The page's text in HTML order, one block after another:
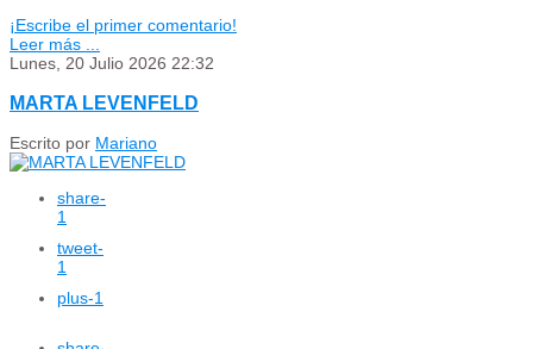
¡Escribe el primer comentario!
Leer más ...
Lunes, 20 Julio 2026 22:32
MARTA LEVENFELD
Escrito por Mariano
share-
1
tweet-
1
plus-1